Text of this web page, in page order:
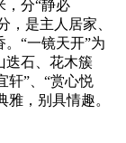
，分“静必
，是主人居家、
“一镜天开”为
迭石、花木簇
轩”、“赏心悦
雅，别具情趣。